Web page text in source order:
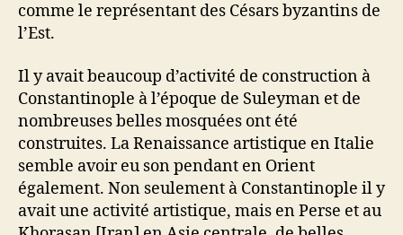
comme le représentant des Césars byzantins de
l’Est.
Il y avait beaucoup d’activité de construction à
Constantinople à l’époque de Suleyman et de
nombreuses belles mosquées ont été
construites. La Renaissance artistique en Italie
semble avoir eu son pendant en Orient
également. Non seulement à Constantinople il y
avait une activité artistique, mais en Perse et au